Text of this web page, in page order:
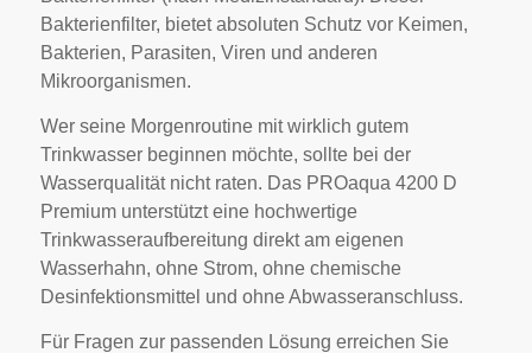
Bakterienfilter, bietet absoluten Schutz vor Keimen,
Bakterien, Parasiten, Viren und anderen
Mikroorganismen.
Wer seine Morgenroutine mit wirklich gutem
Trinkwasser beginnen möchte, sollte bei der
Wasserqualität nicht raten. Das PROaqua 4200 D
Premium unterstützt eine hochwertige
Trinkwasseraufbereitung direkt am eigenen
Wasserhahn, ohne Strom, ohne chemische
Desinfektionsmittel und ohne Abwasseranschluss.
Für Fragen zur passenden Lösung erreichen Sie